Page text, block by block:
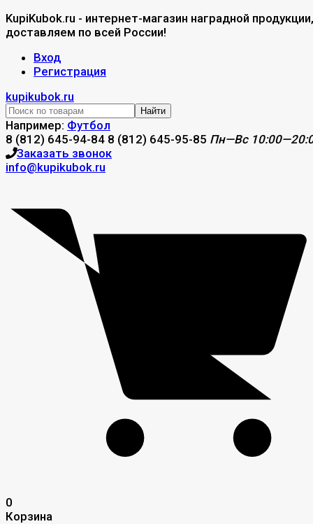
KupiKubok.ru - интернет-магазин наградной продукции,
доставляем по всей России!
Вход
Регистрация
kupikubok.ru
Найти
Например: Футбол
8 (812) 645-94-84 8 (812) 645-95-85 Пн—Вс
Заказать звонок
info@kupikubok.ru
0
Корзина